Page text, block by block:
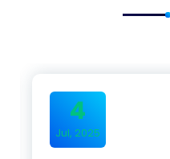
4
Jul, 2025